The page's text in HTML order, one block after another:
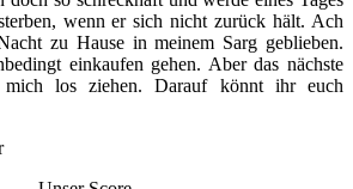
wenn er sich nicht zurück hält. Ach
zu Hause in meinem Sarg geblieben.
einkaufen gehen. Aber das nächste
los ziehen. Darauf könnt ihr euch